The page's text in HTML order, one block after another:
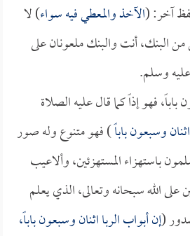
آخر: (الآخذ والمعطي فيه سواء) لا
البنك، أنت والبنك ملعونان على
وسلم.
فهو إذاً كما قال عليه الصلاة
وسبعون باباً) فهو متنوع وله صور
باستهزاء المستهزئين، وألاعيب
على الله سبحانه وتعالى، الذي يعلم
(إن أبواب الربا اثنان وسبعون باباً،